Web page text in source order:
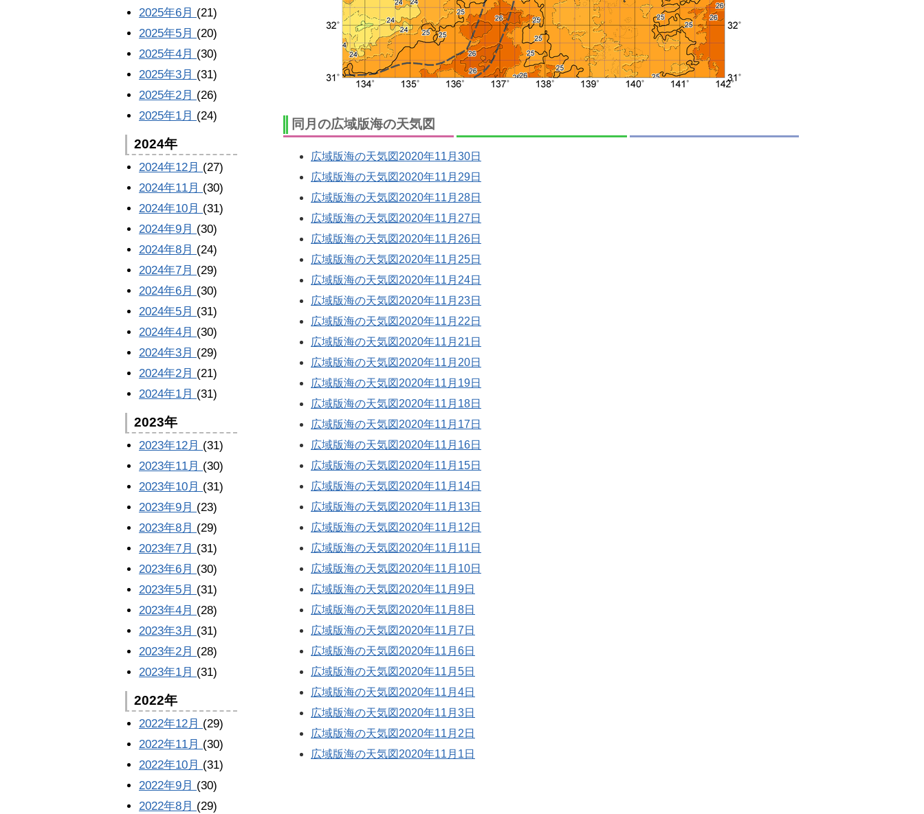
同月の広域版海の天気図
広域版海の天気図2020年11月30日
広域版海の天気図2020年11月29日
広域版海の天気図2020年11月28日
広域版海の天気図2020年11月27日
広域版海の天気図2020年11月26日
広域版海の天気図2020年11月25日
広域版海の天気図2020年11月24日
広域版海の天気図2020年11月23日
広域版海の天気図2020年11月22日
広域版海の天気図2020年11月21日
広域版海の天気図2020年11月20日
広域版海の天気図2020年11月19日
広域版海の天気図2020年11月18日
広域版海の天気図2020年11月17日
広域版海の天気図2020年11月16日
広域版海の天気図2020年11月15日
広域版海の天気図2020年11月14日
広域版海の天気図2020年11月13日
広域版海の天気図2020年11月12日
広域版海の天気図2020年11月11日
広域版海の天気図2020年11月10日
広域版海の天気図2020年11月9日
広域版海の天気図2020年11月8日
広域版海の天気図2020年11月7日
広域版海の天気図2020年11月6日
広域版海の天気図2020年11月5日
広域版海の天気図2020年11月4日
広域版海の天気図2020年11月3日
広域版海の天気図2020年11月2日
広域版海の天気図2020年11月1日
2025年6月 (21)
2025年5月 (20)
2025年4月 (30)
2025年3月 (31)
2025年2月 (26)
2025年1月 (24)
2024年
2024年12月 (27)
2024年11月 (30)
2024年10月 (31)
2024年9月 (30)
2024年8月 (24)
2024年7月 (29)
2024年6月 (30)
2024年5月 (31)
2024年4月 (30)
2024年3月 (29)
2024年2月 (21)
2024年1月 (31)
2023年
2023年12月 (31)
2023年11月 (30)
2023年10月 (31)
2023年9月 (23)
2023年8月 (29)
2023年7月 (31)
2023年6月 (30)
2023年5月 (31)
2023年4月 (28)
2023年3月 (31)
2023年2月 (28)
2023年1月 (31)
2022年
2022年12月 (29)
2022年11月 (30)
2022年10月 (31)
2022年9月 (30)
2022年8月 (29)